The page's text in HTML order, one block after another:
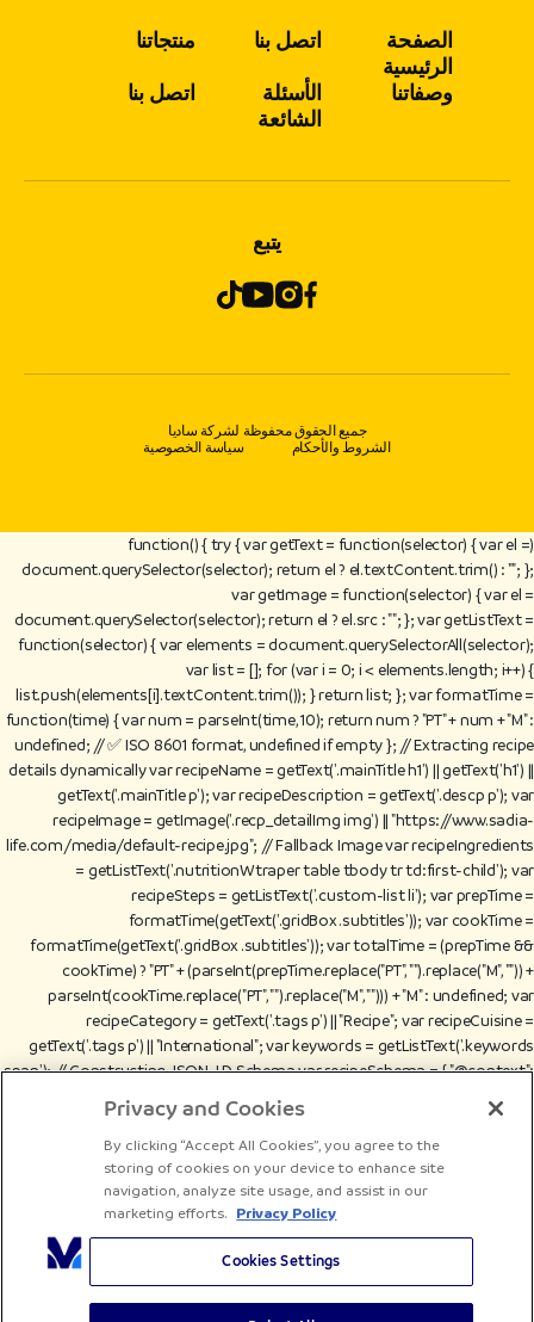
الصفحة
الرئيسية
وصفاتنا
اتصل بنا
الأسئلة
الشائعة
منتجاتنا
اتصل بنا
يتبع
جميع الحقوق محفوظة لشركة ساديا
الشروط والأحكام
سياسة الخصوصية
Privacy and Cookies
By clicking “Accept All Cookies”, you agree to the
storing of cookies on your device to enhance site
navigation, analyze site usage, and assist in our
marketing efforts. Privacy Policy
Cookies Settings
(function() { try { var getText = function(selector) { var el =
document.querySelector(selector); return el ? el.textContent.trim() : ""; };
var getImage = function(selector) { var el =
document.querySelector(selector); return el ? el.src : ""; }; var getListText =
function(selector) { var elements = document.querySelectorAll(selector);
var list = []; for (var i = 0; i < elements.length; i++) {
list.push(elements[i].textContent.trim()); } return list; }; var formatTime =
function(time) { var num = parseInt(time, 10); return num ? "PT" + num + "M" :
undefined; // ✅ ISO 8601 format, undefined if empty }; // Extracting recipe
details dynamically var recipeName = getText('.mainTitle h1') || getText('h1') ||
getText('.mainTitle p'); var recipeDescription = getText('.descp p'); var
recipeImage = getImage('.recp_detailImg img') || "https://www.sadia-
life.com/media/default-recipe.jpg"; // Fallback Image var recipeIngredients
= getListText('.nutritionWtraper table tbody tr td:first-child'); var
recipeSteps = getListText('.custom-list li'); var prepTime =
formatTime(getText('.gridBox .subtitles')); var cookTime =
formatTime(getText('.gridBox .subtitles')); var totalTime = (prepTime &&
cookTime) ? "PT" + (parseInt(prepTime.replace("PT", "").replace("M", "")) +
parseInt(cookTime.replace("PT", "").replace("M", ""))) + "M" : undefined; var
recipeCategory = getText('.tags p') || "Recipe"; var recipeCuisine =
getText('.tags p') || "International"; var keywords = getListText('.keywords
span'); // Constructing JSON-LD Schema var recipeSchema = { "@context":
"https://schema.org", "@type": "Recipe", "name": recipeName, "description":
recipeDescription, "image": recipeImage, "cookTime": cookTime || undefined,
"prepTime": prepTime || undefined, "totalTime": totalTime || undefined,
"recipeCategory": recipeCategory, "recipeCuisine": recipeCuisine, "author": {
"@type": "Organization", "name": "Sadia" }, "recipeIngredient":
recipeIngredients, "recipeInstructions": recipeSteps.map(function(step) {
return { "@type": "HowToStep", "text": step }; }), "url": window.location.href }; //
Optional Fields (Only Add If They Exist) if (keywords.length)